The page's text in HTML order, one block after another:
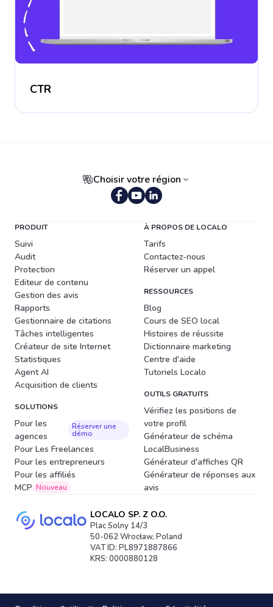
CTR
Choisir votre région
PRODUIT
Suivi
Audit
Protection
Editeur de contenu
Gestion des avis
Rapports
Gestionnaire de citations
Tâches intelligentes
Créateur de site Internet
Statistiques
Agent AI
Acquisition de clients
SOLUTIONS
Pour les
agences
Réserver une
démo
Pour Les Freelances
Pour les entrepreneurs
Pour les affiliés
MCP Nouveau
À PROPOS DE LOCALO
Tarifs
Contactez-nous
Réserver un appel
RESSOURCES
Blog
Cours de SEO local
Histoires de réussite
Dictionnaire marketing
Centre d'aide
Tutoriels Localo
OUTILS GRATUITS
Vérifiez les positions de
votre profil
Générateur de schéma
LocalBusiness
Générateur d'affiches QR
Générateur de réponses aux
avis
LOCALO SP. Z O.O.
Plac Solny 14/3
50-062 Wrocław, Poland
VAT ID: PL8971887866
KRS: 0000880128